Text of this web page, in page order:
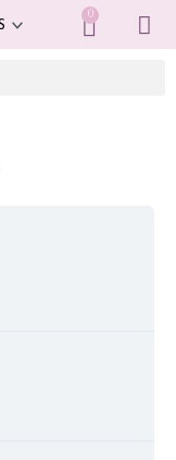
0
Cart